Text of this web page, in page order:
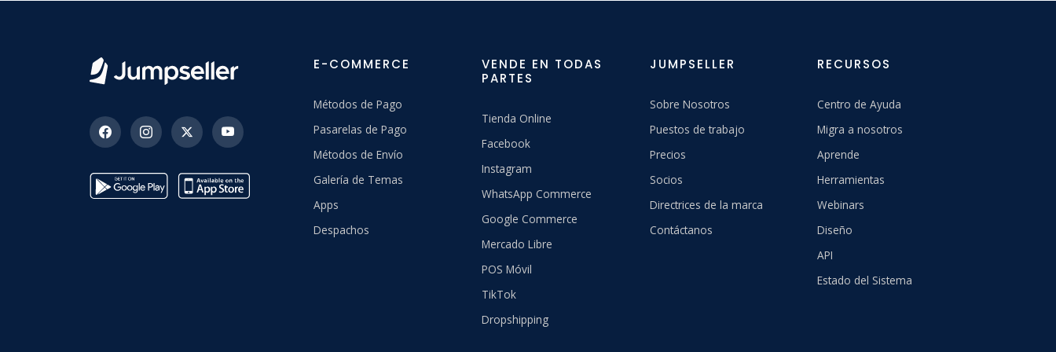
E-COMMERCE
Métodos de Pago
Pasarelas de Pago
Métodos de Envío
Galería de Temas
Apps
Despachos
VENDE EN TODAS
PARTES
Tienda Online
Facebook
Instagram
WhatsApp Commerce
Google Commerce
Mercado Libre
POS Móvil
TikTok
Dropshipping
JUMPSELLER
Sobre Nosotros
Puestos de trabajo
Precios
Socios
Directrices de la marca
Contáctanos
RECURSOS
Centro de Ayuda
Migra a nosotros
Aprende
Herramientas
Webinars
Diseño
API
Estado del Sistema